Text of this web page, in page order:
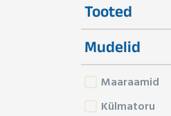
Tooted
Mudelid
Maaraamid
Külmatoru